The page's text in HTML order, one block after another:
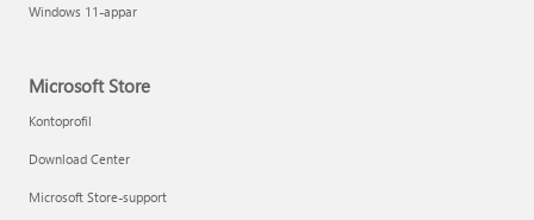
Windows 11-appar
Microsoft Store
Kontoprofil
Download Center
Microsoft Store-support